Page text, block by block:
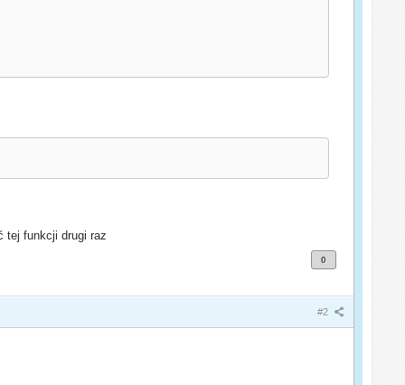
tej funkcji drugi raz
0
#2